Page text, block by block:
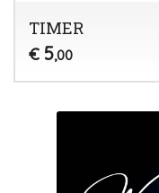
TIMER
€ 5,00